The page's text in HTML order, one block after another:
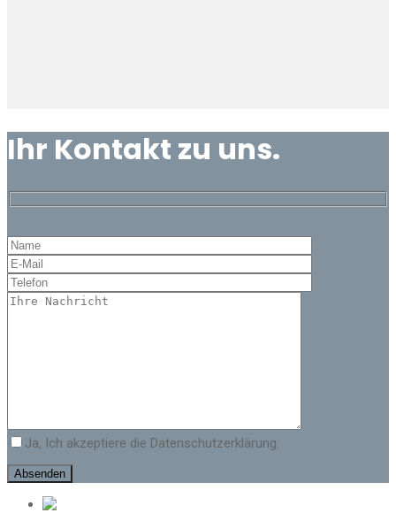
Ihr Kontakt zu uns.
Ja, Ich akzeptiere die Datenschutzerklärung: